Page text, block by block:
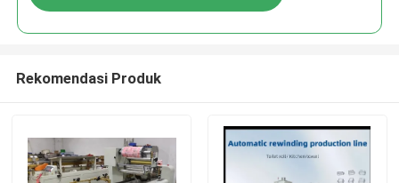
Rekomendasi Produk